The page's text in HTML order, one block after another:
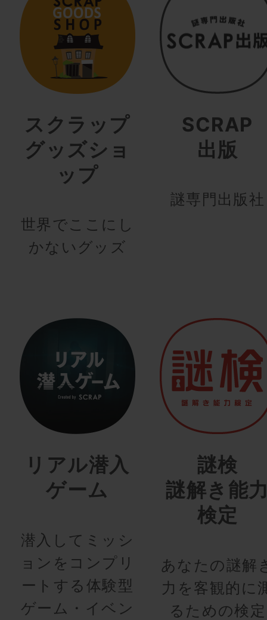
スクラップ
グッズショ
ップ
世界でここにし
かないグッズ
SCRAP
出版
謎専門出版社
リアル潜入
ゲーム
潜入してミッシ
ョンをコンプリ
ートする体験型
ゲーム・イベン
謎検
謎解き能
検定
あなたの謎解
力を客観的に
るための検定